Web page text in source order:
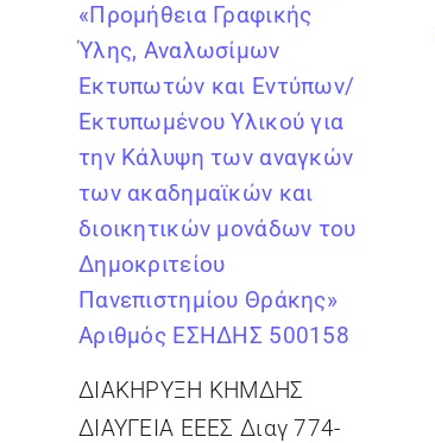
«Προμήθεια Γραφικής
Ύλης, Αναλωσίμων
Εκτυπωτών και Εντύπων/
Εκτυπωμένου Υλικού για
την Κάλυψη των αναγκών
των ακαδημαϊκών και
διοικητικών μονάδων του
Δημοκριτείου
Πανεπιστημίου Θράκης»
Αριθμός ΕΣΗΔΗΣ 500158
ΔΙΑΚΗΡΥΞΗ ΚΗΜΔΗΣ
ΔΙΑΥΓΕΙΑ ΕΕΕΣ Διαγ 774-